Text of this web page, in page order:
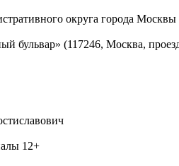
округа города
бульвар» (117246, Москва,
12+